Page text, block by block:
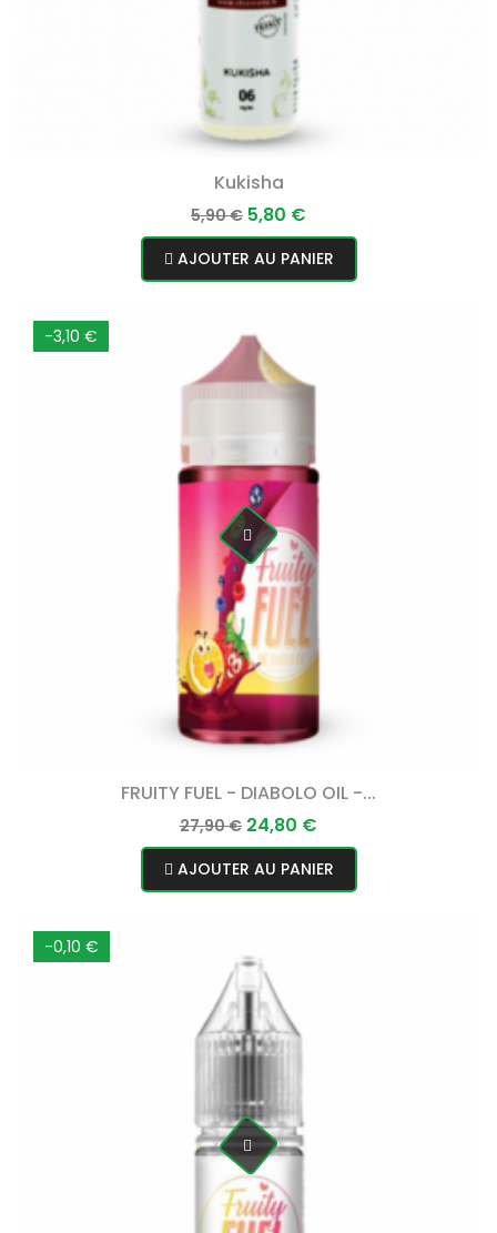
Kukisha
Prix
normal
5,90 € Prix
5,80 €
AJOUTER AU PANIER
-3,10 €
FRUITY FUEL - DIABOLO OIL -...
Prix
normal
27,90 € Prix
24,80 €
AJOUTER AU PANIER
-0,10 €